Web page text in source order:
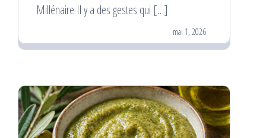
Millénaire Il y a des gestes qui […]
mai 1, 2026